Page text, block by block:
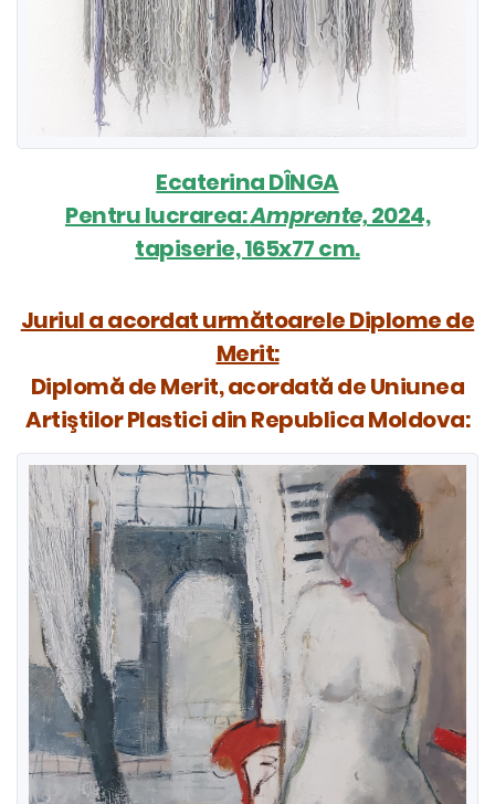
Ecaterina DÎNGA
Pentru lucrarea:Amprente,2024,
tapiserie, 165x77 cm.
Juriul a acordat următoarele Diplome de
Merit:
Diplomă de Merit, acordată de Uniunea
Artiştilor Plastici din Republica Moldova: